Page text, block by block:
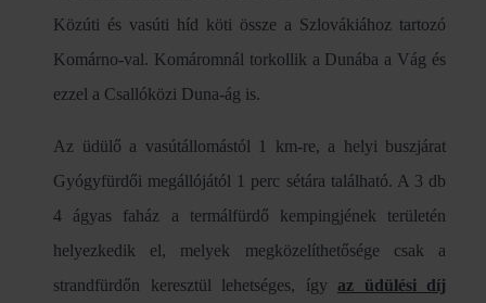
Közúti és vasúti híd köti össze a Szlovákiához tartozó
Komárno-val. Komáromnál torkollik a Dunába a Vág és
ezzel a Csallóközi Duna-ág is.
Az üdülő a vasútállomástól 1 km-re, a helyi buszjárat
Gyógyfürdői megállójától 1 perc sétára található. A 3 db
4 ágyas faház a termálfürdő kempingjének területén
helyezkedik el, melyek megközelíthetősége csak a
strandfürdőn keresztül lehetséges, így az üdülési díj